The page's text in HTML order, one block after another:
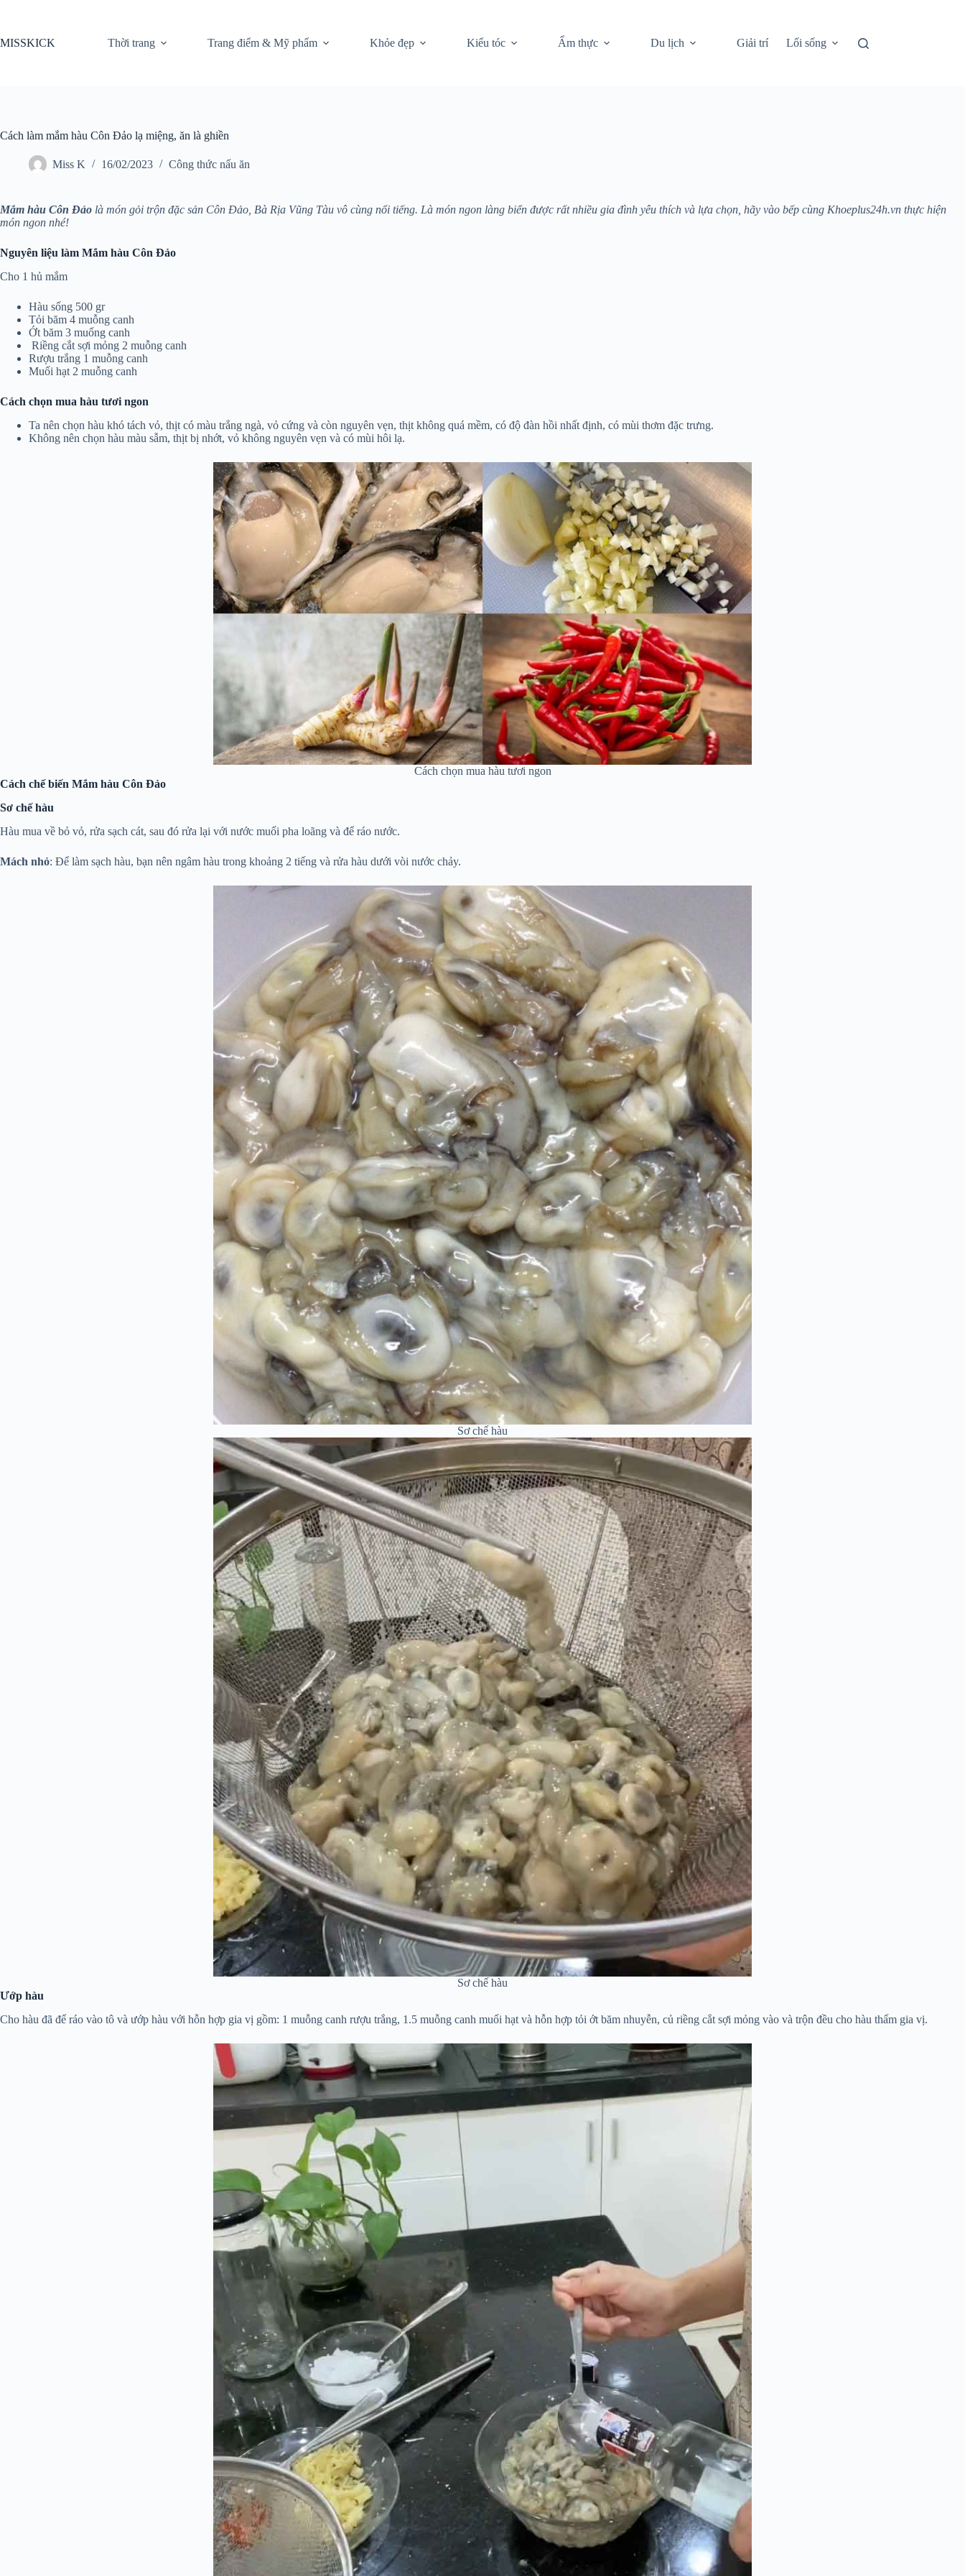
nội
MISSKICK Thời trang Trang điểm & Mỹ phẩm Khỏe đẹp Kiểu tóc Ẩm thực Du lịch Giải trí Lối sống
Cách làm mắm hàu Côn Đảo lạ miệng, ăn là ghiền
Miss K 16/02/2023 Công thức nấu ăn
Mắm hàu Côn Đảo là món gỏi trộn đặc sản Côn Đảo, Bà Rịa Vũng Tàu vô cùng nổi tiếng. Là món ngon làng biển được rất nhiều gia đình yêu thích và lựa chọn, hãy vào bếp cùng Khoeplus24h.vn thực hiện
món ngon nhé!
Nguyên liệu làm Mắm hàu Côn Đảo
Cho 1 hủ mắm
Hàu sống 500 gr
Tỏi băm 4 muỗng canh
Ớt băm 3 muổng canh
Riềng cắt sợi mỏng 2 muỗng canh
Rượu trắng 1 muỗng canh
Muối hạt 2 muỗng canh
Cách chọn mua hàu tươi ngon
Ta nên chọn hàu khó tách vỏ, thịt có màu trắng ngà, vỏ cứng và còn nguyên vẹn, thịt không quá mềm, có độ đàn hồi nhất định, có mùi thơm đặc trưng.
Không nên chọn hàu màu sẫm, thịt bị nhớt, vỏ không nguyên vẹn và có mùi hôi lạ.
Cách chọn mua hàu tươi ngon
Cách chế biến Mắm hàu Côn Đảo
Sơ chế hàu
Hàu mua về bỏ vỏ, rửa sạch cát, sau đó rửa lại với nước muối pha loãng và để ráo nước.
Mách nhỏ: Để làm sạch hàu, bạn nên ngâm hàu trong khoảng 2 tiếng và rửa hàu dưới vòi nước chảy.
Sơ chế hàu
Sơ chế hàu
Ướp hàu
Cho hàu đã để ráo vào tô và ướp hàu với hỗn hợp gia vị gồm: 1 muỗng canh rượu trắng, 1.5 muỗng canh muối hạt và hỗn hợp tỏi ớt băm nhuyễn, củ riềng cắt sợi mỏng vào và trộn đều cho hàu thấm gia vị.